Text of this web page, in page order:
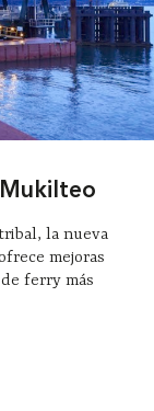
la nueva
mejoras
ferry más